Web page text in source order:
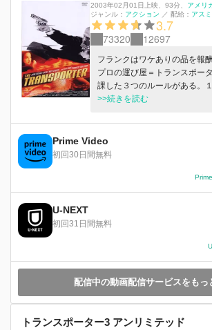
2003年02月01日上映、 93分、 アメリ
ジャンル： アクション ／ 配給： アス
3.7
73320 12697
フランクはワケありの品を報
プロの運び屋＝トランスポー
課した３つのルールがある。
前は聞かない３）依頼品を開
ーの途中、彼は依頼品を開け
にしたのは、ひとりの美しい
繰り広げられる壮絶なカー･
スリルとアクションがフル･
>>続きを読む
Prime Video
初回30日間無料
U-NEXT
初回31日間無料
配信中の動画配信サービスをもっ
トランスポーター3 アンリミテッド